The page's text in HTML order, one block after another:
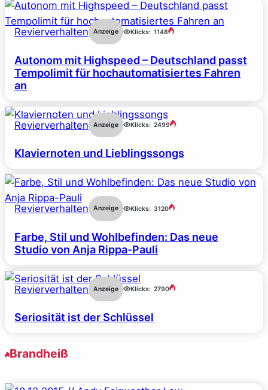
Revierverhalten Anzeige Klicks: 1148
Autonom mit Highspeed – Deutschland passt
Tempolimit für hochautomatisiertes Fahren
an
Revierverhalten Anzeige Klicks: 2499
Klaviernoten und Lieblingssongs
Revierverhalten Anzeige Klicks: 3120
Farbe, Stil und Wohlbefinden: Das neue
Studio von Anja Rippa-Pauli
Revierverhalten Anzeige Klicks: 2790
Seriosität ist der Schlüssel
Brandheiß